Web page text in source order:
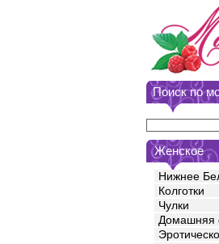
Поиск по
Женское
Нижнее
Колготки
Чулки
Домашняя